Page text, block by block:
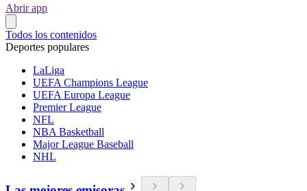
Abrir app
Todos los contenidos
Deportes populares
LaLiga
UEFA Champions League
UEFA Europa League
Premier League
NFL
NBA Basketball
Major League Baseball
NHL